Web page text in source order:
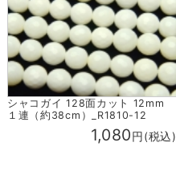
シャコガイ 128面カット 12mm
１連（約38cm）_R1810-12
1,080円(税込)